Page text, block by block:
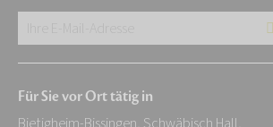
Adresse:
Für Sie vor Ort tätig in